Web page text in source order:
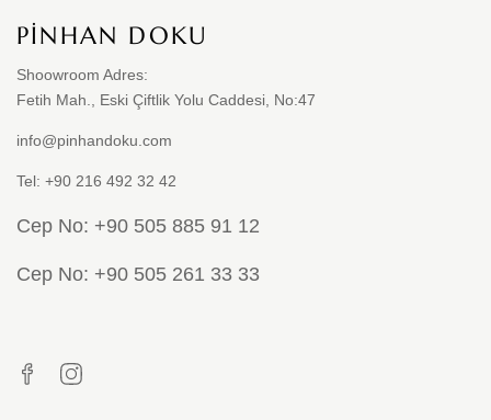
PINHAN DOKU
Shoowroom Adres:
Fetih Mah., Eski Çiftlik Yolu Caddesi, No:47
info@pinhandoku.com
Tel: +90 216 492 32 42
Cep No: +90 505 885 91 12
Cep No: +90 505 261 33 33